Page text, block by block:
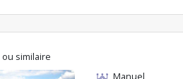
ou similaire
Manuel